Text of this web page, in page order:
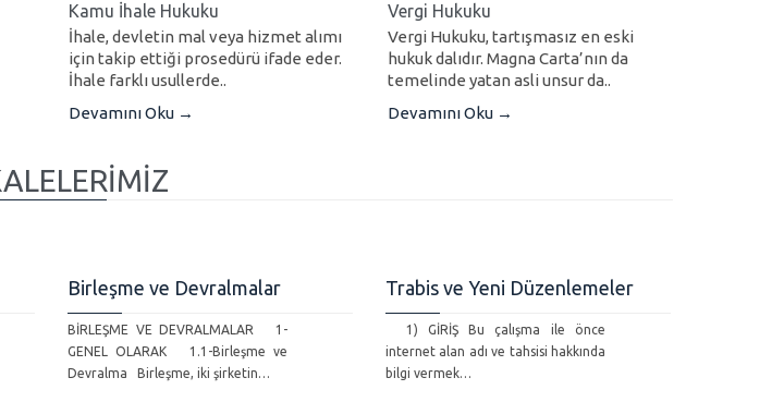
Kamu İhale Hukuku
İhale, devletin mal veya hizmet alımı
için takip ettiği prosedürü ifade eder.
İhale farklı usullerde..
Devamını Oku →
Vergi Hukuku
Vergi Hukuku, tartışmasız en eski
hukuk dalıdır. Magna Carta’nın da
temelinde yatan asli unsur da..
Devamını Oku →
Birleşme ve Devralmalar
BİRLEŞME VE DEVRALMALAR 1-
GENEL OLARAK 1.1-Birleşme ve
Devralma Birleşme, iki şirketin…
Trabis ve Yeni Düzenlemeler
1) GİRİŞ Bu çalışma ile önce
internet alan adı ve tahsisi hakkında
bilgi vermek…